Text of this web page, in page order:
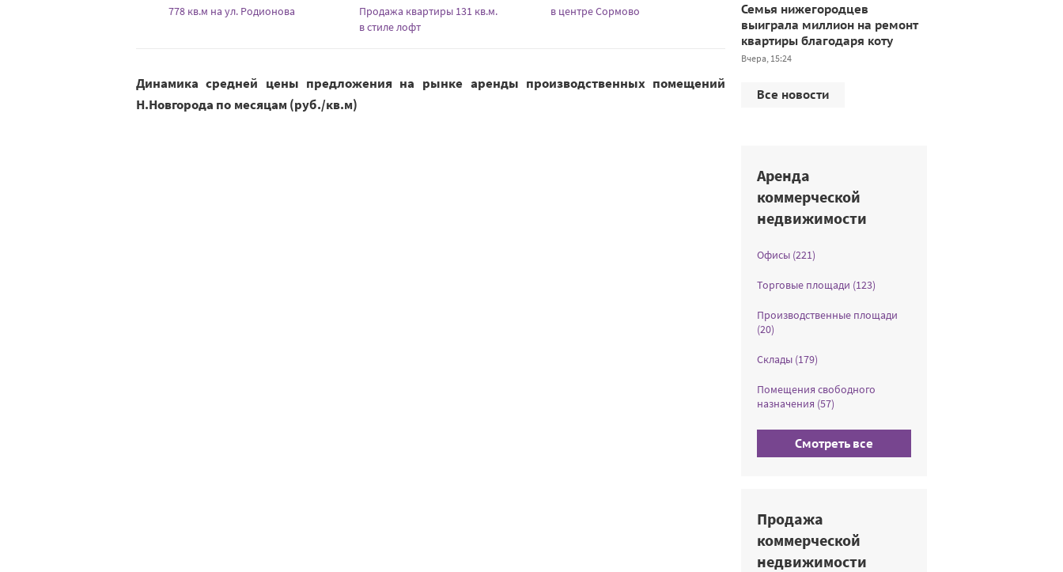
778 кв.м на ул. Родионова
Продажа квартиры 131 кв.м.
в стиле лофт
в центре Сормово
Динамика средней цены предложения на рынке аренды производственных помещений
Н.Новгорода по месяцам (руб./кв.м)
Семья нижегородцев
выиграла миллион на ремонт
квартиры благодаря коту
Вчера, 15:24
Все новости
Аренда
коммерческой
недвижимости
Офисы (221)
Торговые площади (123)
Производственные площади
(20)
Склады (179)
Помещения свободного
назначения (57)
Смотреть все
Продажа
коммерческой
недвижимости